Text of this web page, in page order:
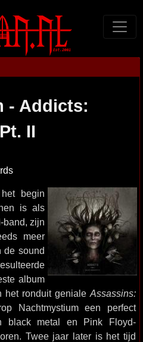
- Addicts:
II
begin
is als
band, zijn
meer
de sound
album
het ronduit geniale Assassins:
Nachtmystium een perfect
black metal en Pink Floyd-
Twee jaar later is het tijd